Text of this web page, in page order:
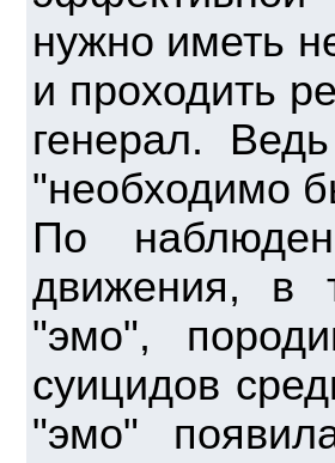
нужно иметь
и проходить
генерал.
"необходимо
По
движения, в
"эмо",
суицидов
"эмо"